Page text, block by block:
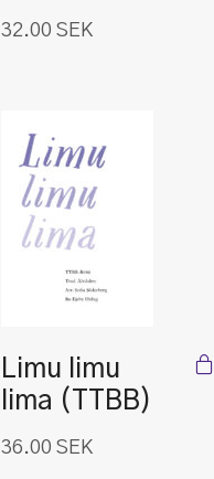
32.00 SEK
Limu limu
lima (TTBB)
36.00 SEK